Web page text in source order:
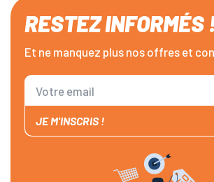
RESTEZ INFORMÉS
Et ne manquez plus nos offres et
JE M'INSCRIS !